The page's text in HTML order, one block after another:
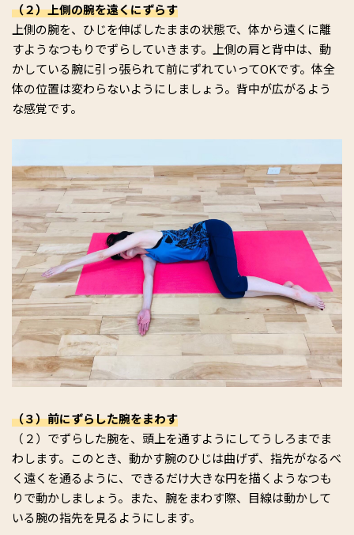
（２）上側の腕を遠くにずらす
上側の腕を、ひじを伸ばしたままの状態で、体から遠くに離
すようなつもりでずらしていきます。上側の肩と背中は、動
かしている腕に引っ張られて前にずれていってOKです。体全
体の位置は変わらないようにしましょう。背中が広がるよう
な感覚です。
（３）前にずらした腕をまわす
（２）でずらした腕を、頭上を通すようにしてうしろまでま
わします。このとき、動かす腕のひじは曲げず、指先がなるべ
く遠くを通るように、できるだけ大きな円を描くようなつも
りで動かしましょう。また、腕をまわす際、目線は動かして
いる腕の指先を見るようにします。